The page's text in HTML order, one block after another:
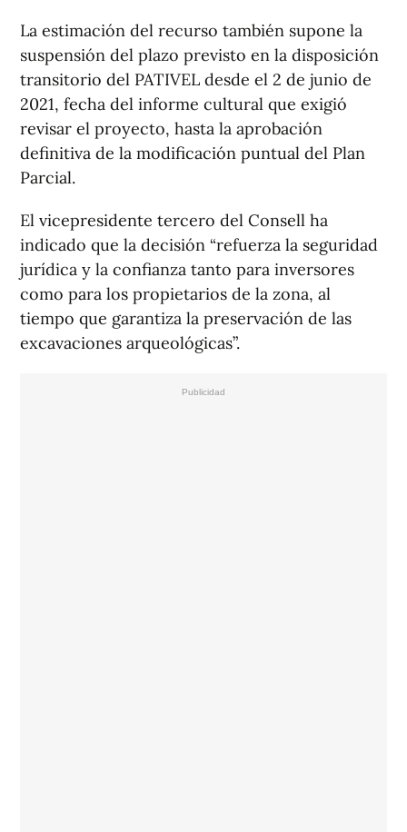
La estimación del recurso también supone la
suspensión del plazo previsto en la disposición
transitorio del PATIVEL desde el 2 de junio de
2021, fecha del informe cultural que exigió
revisar el proyecto, hasta la aprobación
definitiva de la modificación puntual del Plan
Parcial.
El vicepresidente tercero del Consell ha
indicado que la decisión “refuerza la seguridad
jurídica y la confianza tanto para inversores
como para los propietarios de la zona, al
tiempo que garantiza la preservación de las
excavaciones arqueológicas”.